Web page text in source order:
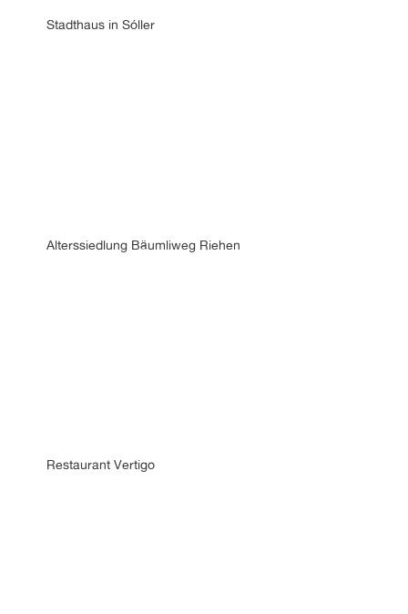
Restaurant Vertigo
Alterssiedlung Bäumliweg Riehen
Stadthaus in Sóller